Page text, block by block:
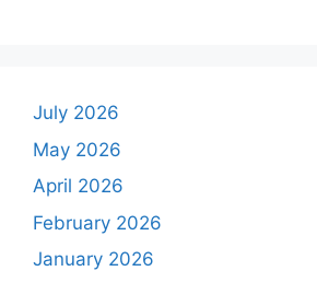
July 2026
May 2026
April 2026
February 2026
January 2026